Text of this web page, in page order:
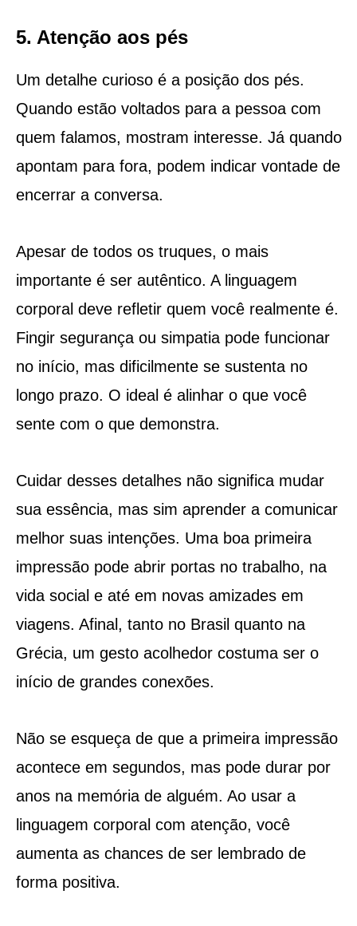
5. Atenção aos pés
Um detalhe curioso é a posição dos pés.
Quando estão voltados para a pessoa com
quem falamos, mostram interesse. Já quando
apontam para fora, podem indicar vontade de
encerrar a conversa.
Apesar de todos os truques, o mais
importante é ser autêntico. A linguagem
corporal deve refletir quem você realmente é.
Fingir segurança ou simpatia pode funcionar
no início, mas dificilmente se sustenta no
longo prazo. O ideal é alinhar o que você
sente com o que demonstra.
Cuidar desses detalhes não significa mudar
sua essência, mas sim aprender a comunicar
melhor suas intenções. Uma boa primeira
impressão pode abrir portas no trabalho, na
vida social e até em novas amizades em
viagens. Afinal, tanto no Brasil quanto na
Grécia, um gesto acolhedor costuma ser o
início de grandes conexões.
Não se esqueça de que a primeira impressão
acontece em segundos, mas pode durar por
anos na memória de alguém. Ao usar a
linguagem corporal com atenção, você
aumenta as chances de ser lembrado de
forma positiva.